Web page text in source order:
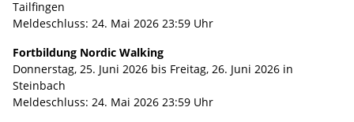
Tailfingen
Meldeschluss: 24. Mai 2026 23:59 Uhr
Fortbildung Nordic Walking
Donnerstag, 25. Juni 2026 bis Freitag, 26. Juni 2026 in
Steinbach
Meldeschluss: 24. Mai 2026 23:59 Uhr